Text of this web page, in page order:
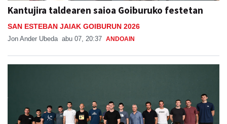
Kantujira taldearen saioa Goiburuko festetan
SAN ESTEBAN JAIAK GOIBURUN 2026
Jon Ander Ubeda abu 07, 20:37 ANDOAIN